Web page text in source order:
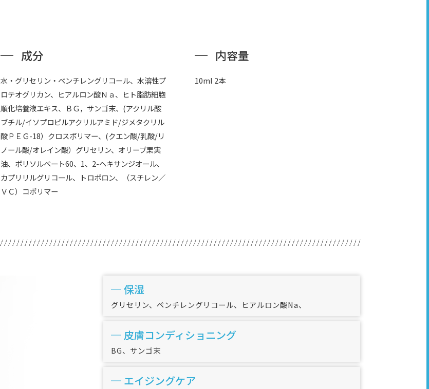
成分
水・グリセリン・ベンチレングリコール、水溶性プ
ロテオグリカン、ヒアルロン酸Ｎａ、ヒト脂肪細胞
順化培養液エキス、ＢＧ，サンゴ末、(アクリル酸
ブチル/イソプロピルアクリルアミド/ジメタクリル
酸ＰＥＧ-18）クロスポリマー、(クエン酸/乳酸/リ
ノール酸/オレイン酸）グリセリン、オリーブ果実
油、ポリソルベート60、1、2-ヘキサンジオール、
カプリリルグリコール、トロポロン、（スチレン／
ＶＣ）コポリマー
内容量
10ml 2本
保湿
グリセリン、ペンチレングリコール、ヒアルロン酸Na、
皮膚コンディショニング
BG、サンゴ末
エイジングケア